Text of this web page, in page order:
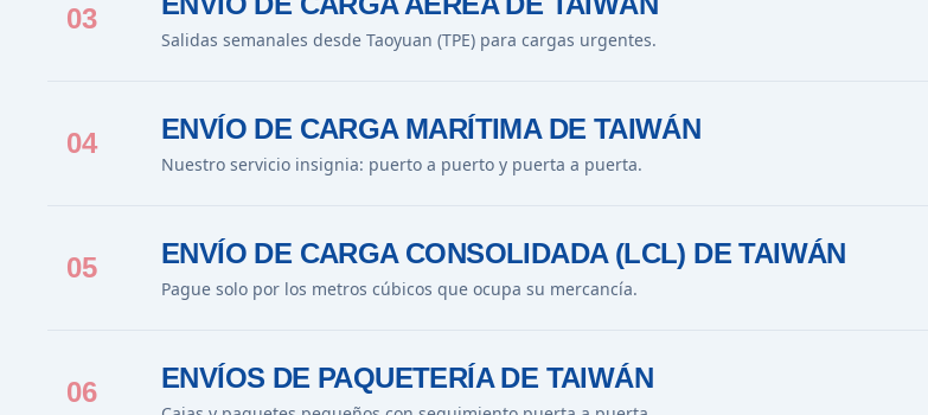
03
Salidas semanales desde Taoyuan (TPE) para cargas urgentes.
04 ENVÍO DE CARGA MARÍTIMA DE TAIWÁN
Nuestro servicio insignia: puerto a puerto y puerta a puerta.
05 ENVÍO DE CARGA CONSOLIDADA (LCL) DE TAIWÁN
Pague solo por los metros cúbicos que ocupa su mercancía.
06 ENVÍOS DE PAQUETERÍA DE TAIWÁN